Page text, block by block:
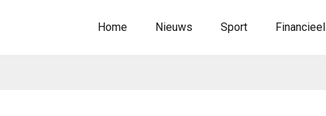
Home Nieuws Sport Financieel